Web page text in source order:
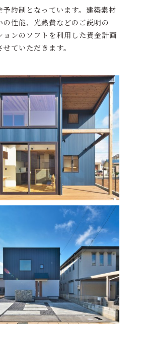
予約制となっています。建築素材
性能、光熱費などのご説明の
ョンのソフトを利用した資金計画
ていただきます。